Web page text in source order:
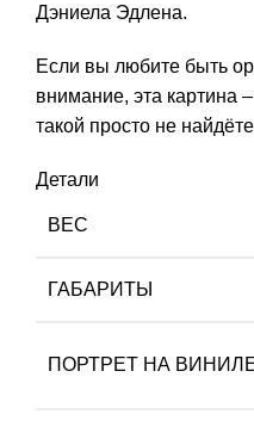
Дэниела Эдлена.
Если вы любите быть
внимание, эта картина
такой просто не
Детали
ВЕС
ГАБАРИТЫ
ПОРТРЕТ НА